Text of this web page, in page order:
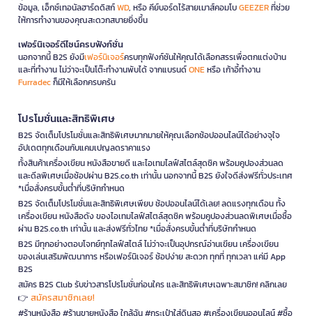
ข้อมูล, เอ็กซ์เทอนัลฮาร์ดดิสก์WD, หรือ คีย์บอร์ดไร้สายเมาส์คอมโบGEEZERที่ช่วย
ให้การทำงานของคุณสะดวกสบายยิ่งขึ้น
เฟอร์นิเจอร์ดีไซน์ครบฟังก์ชั่น
นอกจากนี้ B2S ยังมีเฟอร์นิเจอร์ครบทุกฟังก์ชันให้คุณได้เลือกสรรเพื่อตกแต่งบ้าน
และที่ทำงาน ไม่ว่าจะเป็นโต๊ะทำงานพับได้ จากแบรนด์ONEหรือ เก้าอี้ทำงาน
Furradecก็มีให้เลือกครบครัน
โปรโมชั่นและสิทธิพิเศษ
B2S จัดเต็มโปรโมชั่นและสิทธิพิเศษมากมายให้คุณเลือกช้อปออนไลน์ได้อย่างจุใจ
อัปเดตทุกเดือนกับแคมเปญลดราคาแรง
ทั้งสินค้าเครื่องเขียน หนังสือขายดี และไอเทมไลฟ์สไตล์สุดชิค พร้อมคูปองส่วนลด
และดีลพิเศษเมื่อช้อปผ่าน B2S.co.th เท่านั้น นอกจากนี้ B2S ยังใจดีส่งฟรีทั่วประเทศ
*เมื่อสั่งครบขั้นต่ำที่บริษัทกำหนด
B2S จัดเต็มโปรโมชั่นและสิทธิพิเศษเพียบ ช้อปออนไลน์ได้เลย! ลดแรงทุกเดือน ทั้ง
เครื่องเขียน หนังสือดัง ของไอเทมไลฟ์สไตล์สุดชิค พร้อมคูปองส่วนลดพิเศษเมื่อซื้อ
ผ่าน B2S.co.th เท่านั้น และส่งฟรีทั่วไทย *เมื่อสั่งครบขั้นต่ำที่บริษัทกำหนด
B2S มีทุกอย่างตอบโจทย์ทุกไลฟ์สไตล์ ไม่ว่าจะเป็นอุปกรณ์อ่านเขียน เครื่องเขียน
ของเล่นเสริมพัฒนาการ หรือเฟอร์นิเจอร์ ช้อปง่าย สะดวก ทุกที่ ทุกเวลา แค่มี App
B2S
สมัคร B2S Club รับข่าวสารโปรโมชั่นก่อนใคร และสิทธิพิเศษเฉพาะสมาชิก! คลิกเลย
👉 สมัครสมาชิกเลย!
#ร้านหนังสือ #ร้านขายหนังสือ ใกล้ฉัน #กระเป๋าใส่ดินสอ #เครื่องเขียนออนไลน์ #ซื้อ